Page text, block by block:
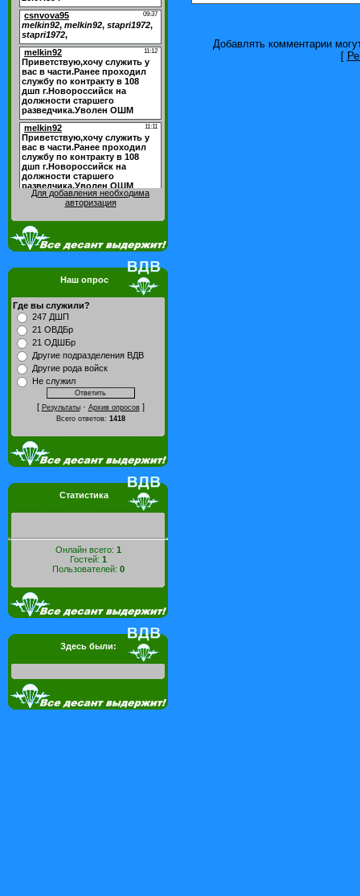
Для добавления необходима
авторизация
Наш опрос
Где вы служили?
247 ДШП
21 ОВДБр
21 ОДШБр
Другие подразделения ВДВ
Другие рода войск
Не служил
[ Результаты· Архив опросов]
Всего ответов: 1418
Статистика
Онлайн всего: 1
Гостей: 1
Пользователей: 0
Здесь были:
Добавлять комментарии
[